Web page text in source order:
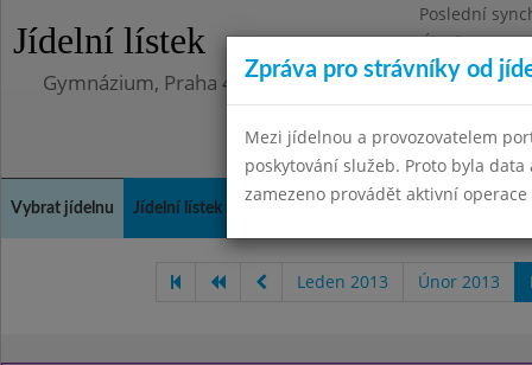
Jídelní lístek
Poslední
Úterý
Gymnázium, Praha 4, Budějovická 680
Vybrat jídelnu Jídelní lístek Kontakty a informace
Leden 2013 Únor 2013
Zpráva pro strávníky od
Mezi jídelnou a provozovatelem
poskytování služeb. Proto byla
zamezeno provádět aktivní